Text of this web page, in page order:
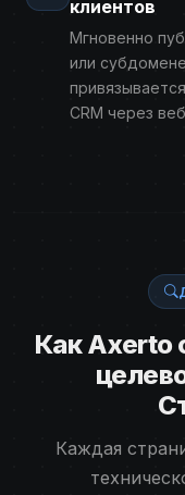
клиентов
Мгновенно
или
CRM через
Как Axerto
Каждая